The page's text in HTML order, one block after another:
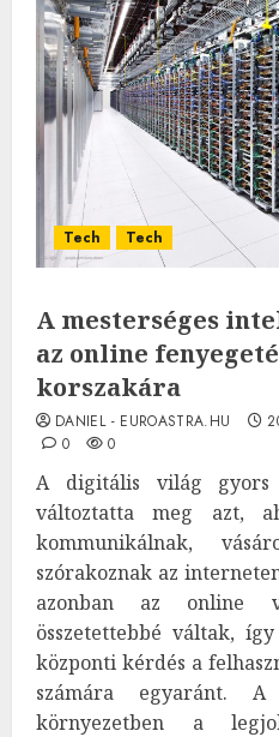
Tech Tech
A mesterséges
az online
korszakára
DANIEL - EUROASTRA.HU
0
0
A digitális világ gyors
változtatta meg azt,
kommunikálnak,
szórakoznak az
azonban az online
összetettebbé váltak,
központi kérdés a
számára egyaránt.
környezetben a